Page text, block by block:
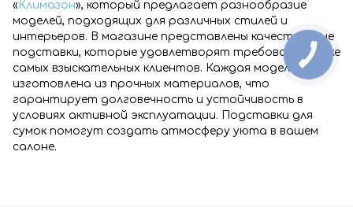
« Климазон», который предлагает разнообразие
моделей, подходящих для различных стилей и
интерьеров. В магазине представлены качественные
подставки, которые удовлетворят требования даже
самых взыскательных клиентов. Каждая модель
изготовлена из прочных материалов, что
гарантирует долговечность и устойчивость в
условиях активной эксплуатации. Подставки для
сумок помогут создать атмосферу уюта в вашем
салоне.